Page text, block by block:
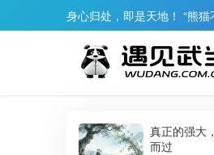
身心归处，即是天地！ “熊
真正的强大
而过